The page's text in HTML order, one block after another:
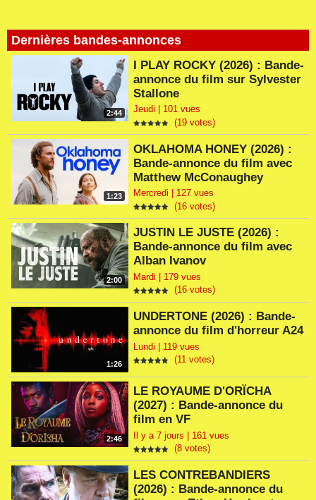
Dernières bandes-annonces
2:44
I PLAY ROCKY (2026) : Bande-
annonce du film sur Sylvester
Stallone
Jeudi | 101 vues
(19 votes)
1:23
OKLAHOMA HONEY (2026) :
Bande-annonce du film avec
Matthew McConaughey
Mercredi | 127 vues
(16 votes)
2:00
JUSTIN LE JUSTE (2026) :
Bande-annonce du film avec
Alban Ivanov
Mardi | 179 vues
(16 votes)
1:26
UNDERTONE (2026) : Bande-
annonce du film d'horreur A24
Lundi | 119 vues
(11 votes)
2:46
LE ROYAUME D'ORÏCHA
(2027) : Bande-annonce du
film en VF
Il y a 7 jours | 161 vues
(8 votes)
LES CONTREBANDIERS
(2026) : Bande-annonce du